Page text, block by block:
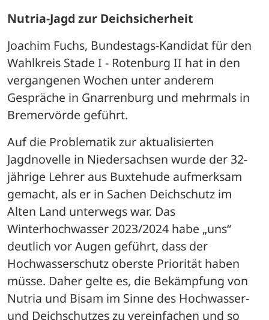
Nutria-Jagd zur Deichsicherheit
Joachim Fuchs, Bundestags-Kandidat für den
Wahlkreis Stade I - Rotenburg II hat in den
vergangenen Wochen unter anderem
Gespräche in Gnarrenburg und mehrmals in
Bremervörde geführt.
Auf die Problematik zur aktualisierten
Jagdnovelle in Niedersachsen wurde der 32-
jährige Lehrer aus Buxtehude aufmerksam
gemacht, als er in Sachen Deichschutz im
Alten Land unterwegs war. Das
Winterhochwasser 2023/2024 habe „uns“
deutlich vor Augen geführt, dass der
Hochwasserschutz oberste Priorität haben
müsse. Daher gelte es, die Bekämpfung von
Nutria und Bisam im Sinne des Hochwasser-
und Deichschutzes zu vereinfachen und so